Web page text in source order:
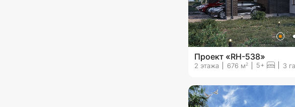
Проект «RH-538»
2 этажа 676 м2 5+ 3